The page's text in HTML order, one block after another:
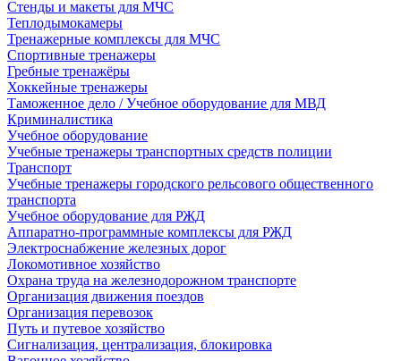
Стенды и макеты для МЧС
Теплодымокамеры
Тренажерные комплексы для МЧС
Спортивные тренажеры
Гребные тренажёры
Хоккейные тренажеры
Таможенное дело / Учебное оборудование для МВД
Криминалистика
Учебное оборудование
Учебные тренажеры транспортных средств полиции
Транспорт
Учебные тренажеры городского рельсового общественного
транспорта
Учебное оборудование для РЖД
Аппаратно-программные комплексы для РЖД
Электроснабжение железных дорог
Локомотивное хозяйство
Охрана труда на железнодорожном транспорте
Организация движения поездов
Организация перевозок
Путь и путевое хозяйство
Сигнализация, централизация, блокировка